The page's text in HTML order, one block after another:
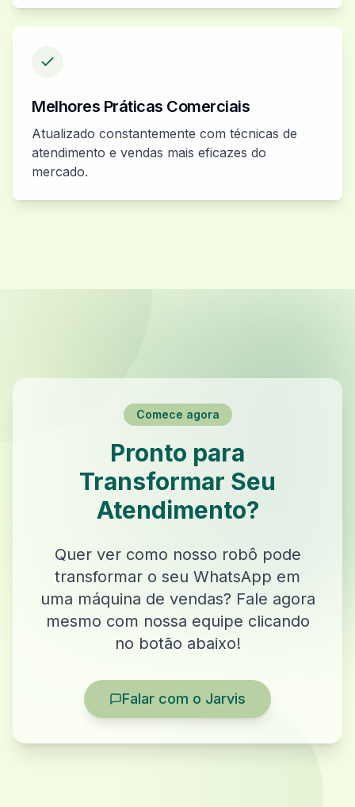
Melhores Práticas Comerciais
Atualizado constantemente com técnicas de
atendimento e vendas mais eficazes do
mercado.
Comece agora
Pronto para
Transformar Seu
Atendimento?
Quer ver como nosso robô pode
transformar o seu WhatsApp em
uma máquina de vendas? Fale agora
mesmo com nossa equipe clicando
no botão abaixo!
Falar com o Jarvis